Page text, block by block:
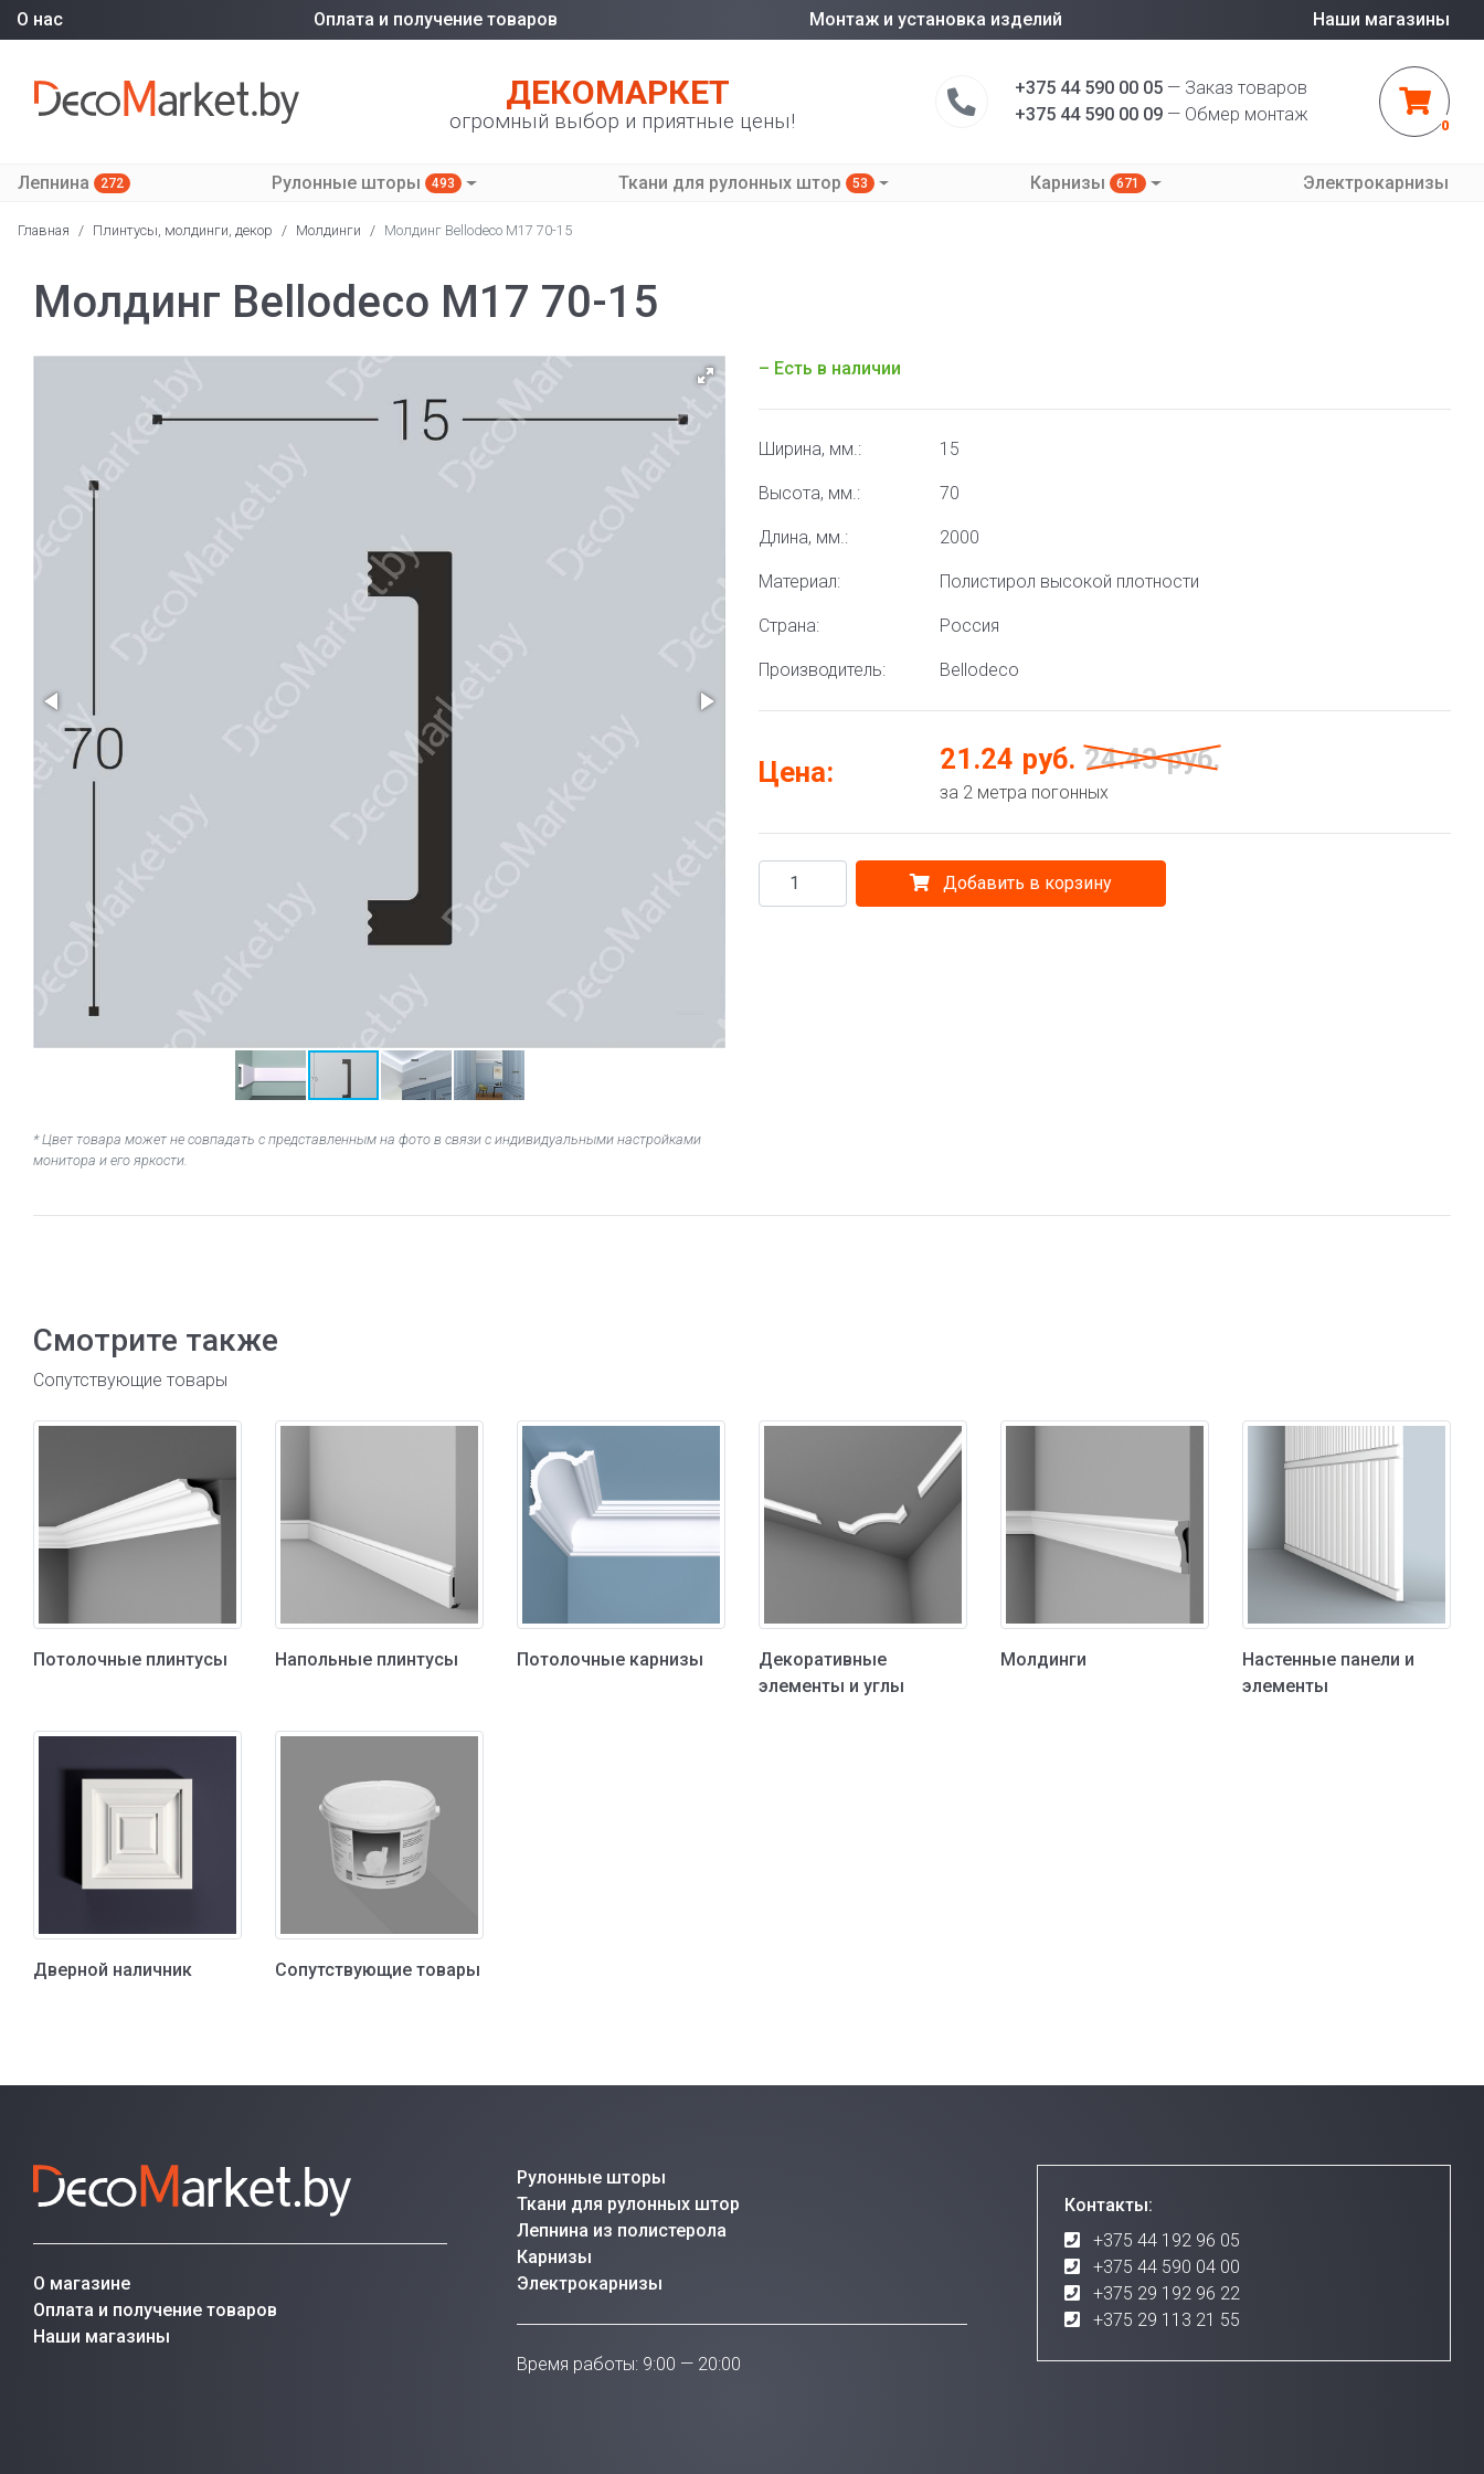
О нас Оплата и получение товаров Монтаж и установка изделий Наши магазины
ДЕКОМАРКЕТ
огромный выбор и приятные цены!
+375 44 590 00 05 — Заказ товаров
+375 44 590 00 09 — Обмер монтаж
0
Лепнина 272 Рулонные шторы 493 Ткани для рулонных штор 53 Карнизы 671 Электрокарнизы
Главная / Плинтусы, молдинги, декор / Молдинги / Молдинг Bellodeco М17 70-15
Молдинг Bellodeco М17 70-15
* Цвет товара может не совпадать с представленным на фото в связи с индивидуальными настройками
монитора и его яркости.
– Есть в наличии
Ширина, мм.: 15
Высота, мм.: 70
Длина, мм.: 2000
Материал: Полистирол высокой плотности
Страна: Россия
Производитель: Bellodeco
Цена: 21.24 руб. 24.43 руб.
за 2 метра погонных
Добавить в корзину
Смотрите также
Сопутствующие товары
Потолочные плинтусы Напольные плинтусы Потолочные карнизы
Декоративные
элементы и углы
Молдинги
Настенные панели и
элементы
Дверной наличник Сопутствующие товары
О магазине
Оплата и получение товаров
Наши магазины
Рулонные шторы
Ткани для рулонных штор
Лепнина из полистерола
Карнизы
Электрокарнизы
Время работы: 9:00 — 20:00
Контакты:
+375 44 192 96 05
+375 44 590 04 00
+375 29 192 96 22
+375 29 113 21 55